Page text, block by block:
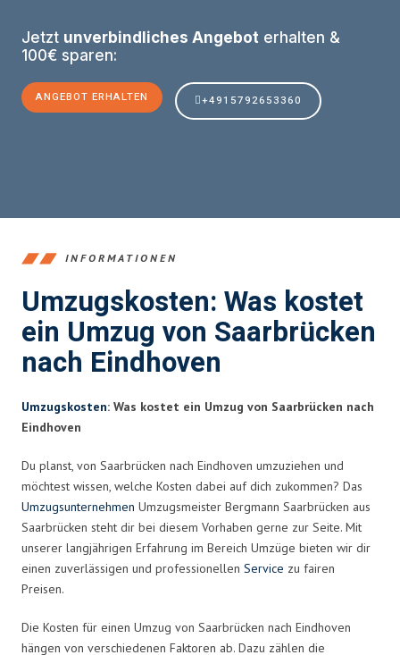
Jetzt unverbindliches Angebot erhalten &
100€ sparen:
ANGEBOT ERHALTEN +4915792653360
INFORMATIONEN
Umzugskosten: Was kostet
ein Umzug von Saarbrücken
nach Eindhoven
Umzugskosten: Was kostet ein Umzug von Saarbrücken nach
Eindhoven
Du planst, von Saarbrücken nach Eindhoven umzuziehen und
möchtest wissen, welche Kosten dabei auf dich zukommen? Das
Umzugsunternehmen Umzugsmeister Bergmann Saarbrücken aus
Saarbrücken steht dir bei diesem Vorhaben gerne zur Seite. Mit
unserer langjährigen Erfahrung im Bereich Umzüge bieten wir dir
einen zuverlässigen und professionellen Service zu fairen
Preisen.
Die Kosten für einen Umzug von Saarbrücken nach Eindhoven
hängen von verschiedenen Faktoren ab. Dazu zählen die